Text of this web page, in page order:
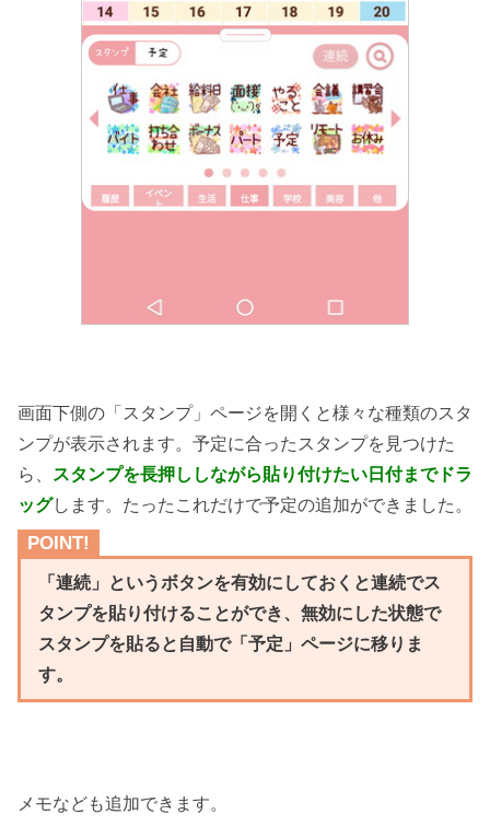
画面下側の「スタンプ」ページを開くと様々な種類のスタ
ンプが表示されます。予定に合ったスタンプを見つけた
ら、
スタンプを長押ししながら貼り付けたい日付までドラ
ッグします。たったこれだけで予定の追加ができました。
POINT!
「連続」というボタンを有効にしておくと連続でス
タンプを貼り付けることができ、無効にした状態で
スタンプを貼ると自動で「予定」ページに移りま
す。
メモなども追加できます。